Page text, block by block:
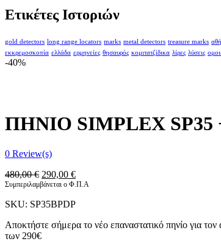
Ετικέτες Ιστοριών
gold detectors long range locators marks metal detectors treasure marks
εκκρεμοσκοπία ελλάδα ερμηνείες θησαυρός κομιτατζίδικα λίρες λύσεις
-40%
ΠΗΝΙΟ SIMPLEX
0 Review(s)
480,00€ Original
price
480,00 €.
290,00 €Η
τρέχουσα
είναι:
Συμπεριλαμβάνεται ο Φ.Π.Α
SKU: SP35BPDP
Αποκτήστε σήμερα το νέο επαναστατικό πηνίο για τον
των 290€